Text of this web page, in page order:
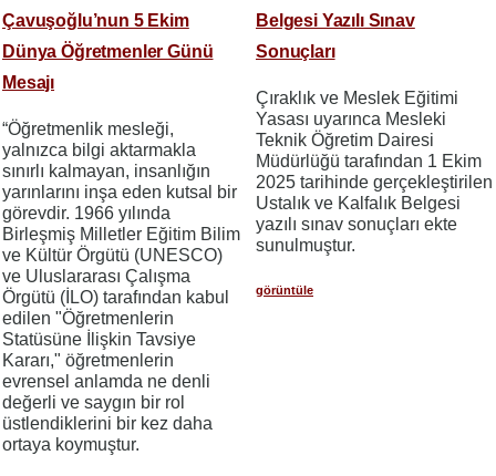
Çavuşoğlu’nun 5 Ekim
Dünya Öğretmenler Günü
Mesajı
“Öğretmenlik mesleği,
yalnızca bilgi aktarmakla
sınırlı kalmayan, insanlığın
yarınlarını inşa eden kutsal bir
görevdir. 1966 yılında
Birleşmiş Milletler Eğitim Bilim
ve Kültür Örgütü (UNESCO)
ve Uluslararası Çalışma
Örgütü (İLO) tarafından kabul
edilen "Öğretmenlerin
Statüsüne İlişkin Tavsiye
Kararı," öğretmenlerin
evrensel anlamda ne denli
değerli ve saygın bir rol
üstlendiklerini bir kez daha
ortaya koymuştur.
Belgesi Yazılı Sınav
Sonuçları
Çıraklık ve Meslek Eğitimi
Yasası uyarınca Mesleki
Teknik Öğretim Dairesi
Müdürlüğü tarafından 1 Ekim
2025 tarihinde gerçekleştirilen
Ustalık ve Kalfalık Belgesi
yazılı sınav sonuçları ekte
sunulmuştur.
görüntüle